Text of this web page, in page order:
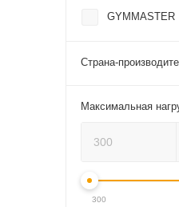
Велотренажеры и
велоэргометры
GYMMASTER
Страна-
Максимальная
300